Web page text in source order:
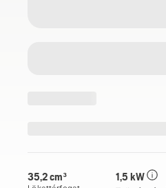
35,2 cm³ 1,5 kW